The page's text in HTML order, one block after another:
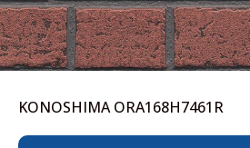
KONOSHIMA ORA168H7461R